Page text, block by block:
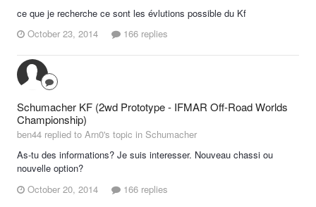
ce que je recherche ce sont les évlutions possible du Kf
October 23, 2014
166 replies
Schumacher KF (2wd Prototype - IFMAR Off-Road Worlds
Championship)
ben44 replied to Arn0's topic in Schumacher
As-tu des informations? Je suis interesser. Nouveau chassi ou
nouvelle option?
October 20, 2014
166 replies